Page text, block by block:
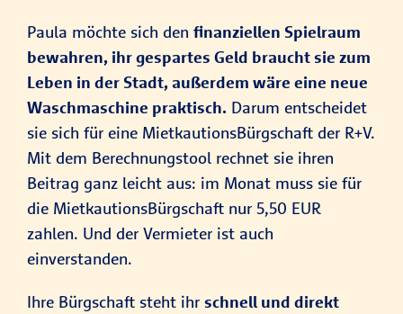
Paula möchte sich den finanziellen Spielraum
bewahren, ihr gespartes Geld braucht sie zum
Leben in der Stadt, außerdem wäre eine neue
Waschmaschine praktisch. Darum entscheidet
sie sich für eine MietkautionsBürgschaft der R+V.
Mit dem Berechnungstool rechnet sie ihren
Beitrag ganz leicht aus: im Monat muss sie für
die MietkautionsBürgschaft nur 5,50 EUR
zahlen. Und der Vermieter ist auch
einverstanden.
Ihre Bürgschaft steht ihr schnell und direkt